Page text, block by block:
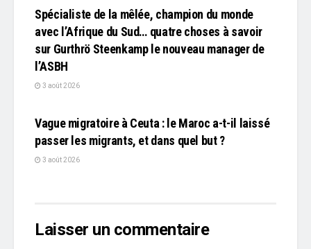
Spécialiste de la mêlée, champion du monde
avec l’Afrique du Sud… quatre choses à savoir
sur Gurthrö Steenkamp le nouveau manager de
l’ASBH
3 août 2026
Vague migratoire à Ceuta : le Maroc a-t-il laissé
passer les migrants, et dans quel but ?
3 août 2026
Laisser un commentaire